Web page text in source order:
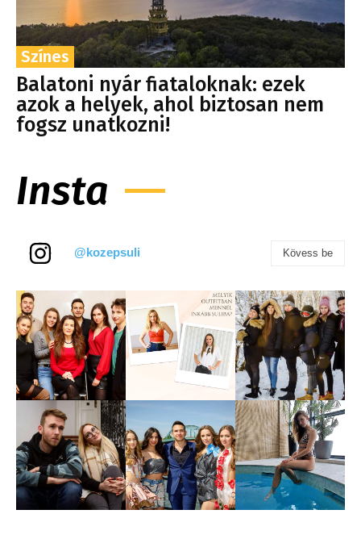
Színes
Balatoni nyár fiataloknak: ezek
azok a helyek, ahol biztosan nem
fogsz unatkozni!
Insta
@kozepsuli Kövess be